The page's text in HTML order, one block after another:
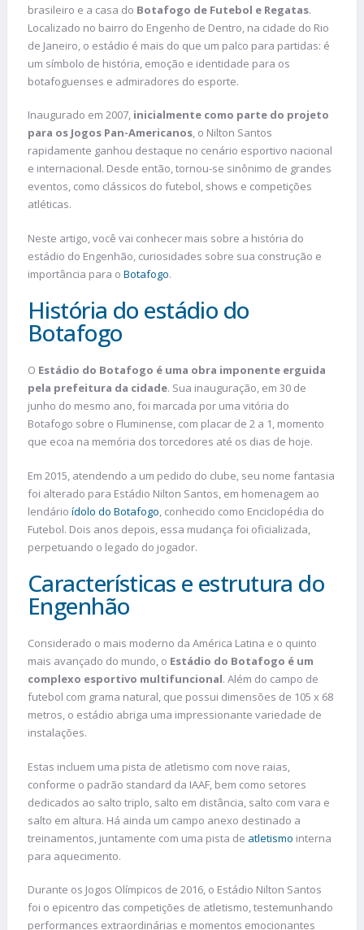
brasileiro e a casa do Botafogo de Futebol e Regatas.
Localizado no bairro do Engenho de Dentro, na cidade do Rio
de Janeiro, o estádio é mais do que um palco para partidas: é
um símbolo de história, emoção e identidade para os
botafoguenses e admiradores do esporte.
Inaugurado em 2007, inicialmente como parte do projeto
para os Jogos Pan-Americanos, o Nilton Santos
rapidamente ganhou destaque no cenário esportivo nacional
e internacional. Desde então, tornou-se sinônimo de grandes
eventos, como clássicos do futebol, shows e competições
atléticas.
Neste artigo, você vai conhecer mais sobre a história do
estádio do Engenhão, curiosidades sobre sua construção e
importância para o Botafogo.
História do estádio do
Botafogo
O Estádio do Botafogo é uma obra imponente erguida
pela prefeitura da cidade. Sua inauguração, em 30 de
junho do mesmo ano, foi marcada por uma vitória do
Botafogo sobre o Fluminense, com placar de 2 a 1, momento
que ecoa na memória dos torcedores até os dias de hoje.
Em 2015, atendendo a um pedido do clube, seu nome fantasia
foi alterado para Estádio Nilton Santos, em homenagem ao
lendário ídolo do Botafogo, conhecido como Enciclopédia do
Futebol. Dois anos depois, essa mudança foi oficializada,
perpetuando o legado do jogador.
Características e estrutura do
Engenhão
Considerado o mais moderno da América Latina e o quinto
mais avançado do mundo, o Estádio do Botafogo é um
complexo esportivo multifuncional. Além do campo de
futebol com grama natural, que possui dimensões de 105 x 68
metros, o estádio abriga uma impressionante variedade de
instalações.
Estas incluem uma pista de atletismo com nove raias,
conforme o padrão standard da IAAF, bem como setores
dedicados ao salto triplo, salto em distância, salto com vara e
salto em altura. Há ainda um campo anexo destinado a
treinamentos, juntamente com uma pista de atletismo interna
para aquecimento.
Durante os Jogos Olímpicos de 2016, o Estádio Nilton Santos
foi o epicentro das competições de atletismo, testemunhando
performances extraordinárias e momentos emocionantes